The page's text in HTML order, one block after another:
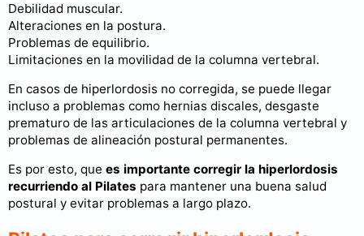
Debilidad muscular.
Alteraciones en la postura.
Problemas de equilibrio.
Limitaciones en la movilidad de la columna vertebral.
En casos de hiperlordosis no corregida, se puede llegar
incluso a problemas como hernias discales, desgaste
prematuro de las articulaciones de la columna vertebral y
problemas de alineación postural permanentes.
Es por esto, que es importante corregir la hiperlordosis
recurriendo al Pilates para mantener una buena salud
postural y evitar problemas a largo plazo.